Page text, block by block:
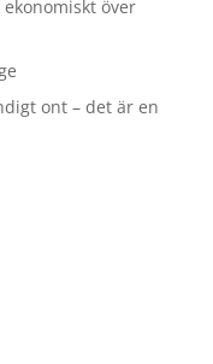
över
ont – det är en